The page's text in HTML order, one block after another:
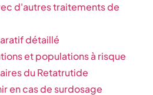
d'autres traitements de
détaillé
et populations à risque
du Retatrutide
en cas de surdosage